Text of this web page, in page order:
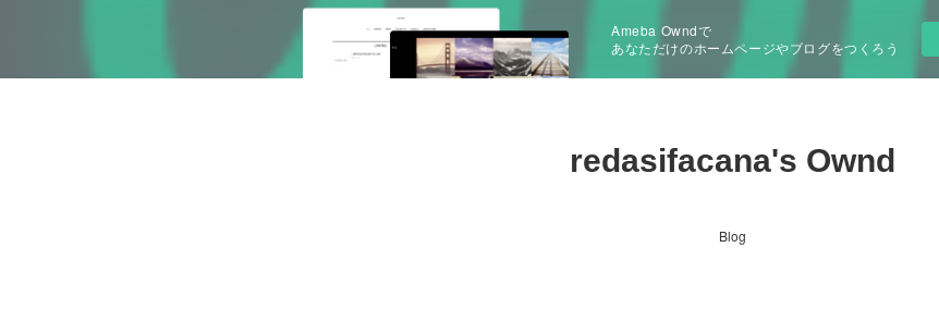
Ameba Owndで
あなただけのホームページやブログをつくろう
redasifacana's Ownd
Blog